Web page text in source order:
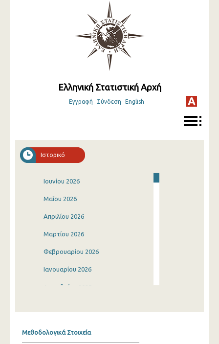
Ελληνική Στατιστική Αρχή
Εγγραφή Σύνδεση English
Ιστορικό
Ιουνίου 2026
Μαΐου 2026
Απριλίου 2026
Μαρτίου 2026
Φεβρουαρίου 2026
Ιανουαρίου 2026
Δεκεμβρίου 2025
Μεθοδολογικά Στοιχεία